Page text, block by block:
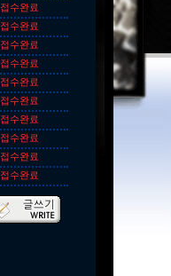
접수완료
접수완료
접수완료
접수완료
접수완료
접수완료
접수완료
접수완료
접수완료
접수완료